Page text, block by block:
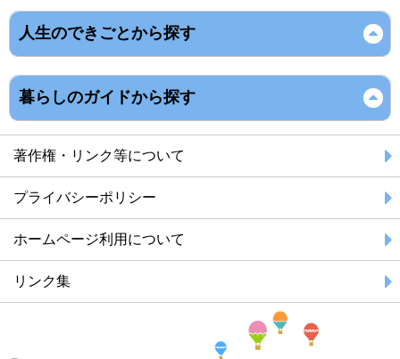
人生のできごとから探す
暮らしのガイドから探す
著作権・リンク等について
プライバシーポリシー
ホームページ利用について
リンク集